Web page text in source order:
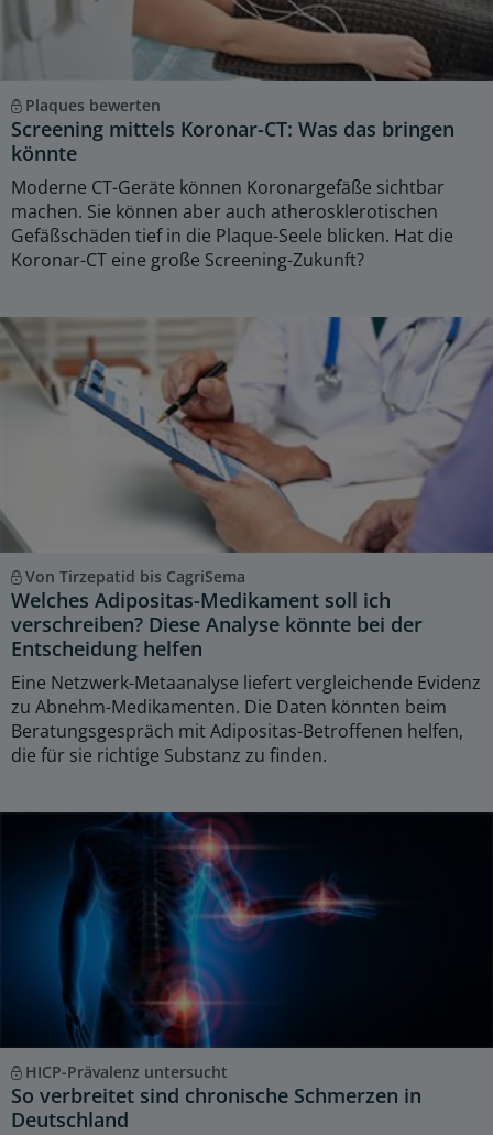
Plaques bewerten
Screening mittels Koronar-CT: Was das bringen
könnte
Moderne CT-Geräte können Koronargefäße sichtbar
machen. Sie können aber auch atherosklerotischen
Gefäßschäden tief in die Plaque-Seele blicken. Hat die
Koronar-CT eine große Screening-Zukunft?
Von Tirzepatid bis CagriSema
Welches Adipositas-Medikament soll ich
verschreiben? Diese Analyse könnte bei der
Entscheidung helfen
Eine Netzwerk-Metaanalyse liefert vergleichende Evidenz
zu Abnehm-Medikamenten. Die Daten könnten beim
Beratungsgespräch mit Adipositas-Betroffenen helfen,
die für sie richtige Substanz zu finden.
HICP-Prävalenz untersucht
So verbreitet sind chronische Schmerzen in
Deutschland